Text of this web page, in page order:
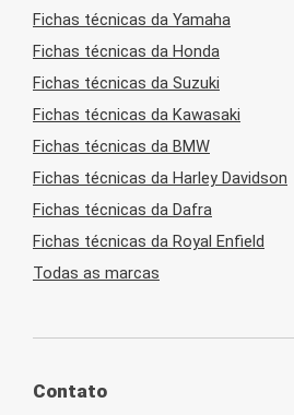
Fichas técnicas da Yamaha
Fichas técnicas da Honda
Fichas técnicas da Suzuki
Fichas técnicas da Kawasaki
Fichas técnicas da BMW
Fichas técnicas da Harley Davidson
Fichas técnicas da Dafra
Fichas técnicas da Royal Enfield
Todas as marcas
Contato